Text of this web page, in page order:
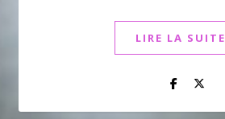
LIRE LA SUITE